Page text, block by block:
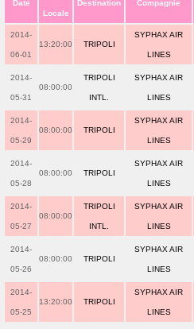
Date
Locale
Destination Compagnie
2014-
06-01
13:20:00 TRIPOLI
SYPHAX AIR
LINES
2014-
05-31
08:00:00
TRIPOLI
INTL.
SYPHAX AIR
LINES
2014-
05-29
08:00:00 TRIPOLI
SYPHAX AIR
LINES
2014-
05-28
08:00:00 TRIPOLI
SYPHAX AIR
LINES
2014-
05-27
08:00:00
TRIPOLI
INTL.
SYPHAX AIR
LINES
2014-
05-26
08:00:00 TRIPOLI
SYPHAX AIR
LINES
2014-
05-25
13:20:00 TRIPOLI
SYPHAX AIR
LINES